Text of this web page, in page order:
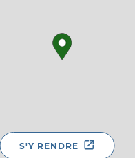
S'Y RENDRE